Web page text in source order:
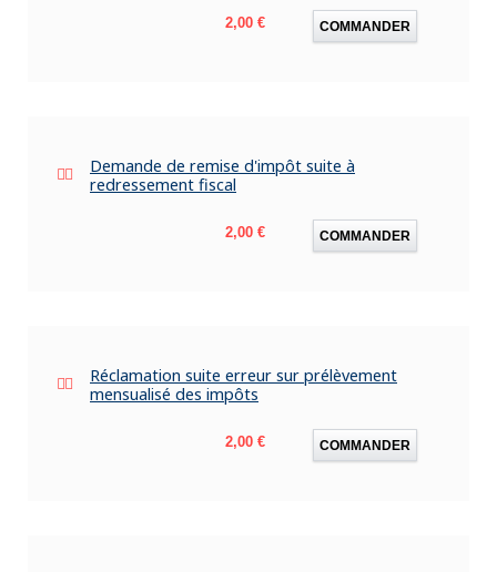
Prix
2,00 € COMMANDER
Demande de remise d'impôt suite à
redressement fiscal
Prix
2,00 € COMMANDER
Réclamation suite erreur sur prélèvement
mensualisé des impôts
Prix
2,00 € COMMANDER